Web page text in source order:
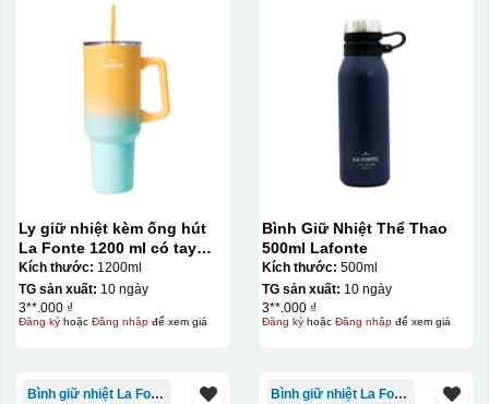
Ly giữ nhiệt kèm ống hút
La Fonte 1200 ml có tay
cầm – 012317
Kích thước: 1200ml
TG sản xuất: 10 ngày
3**.000 ₫
Đăng kýhoặc Đăng nhậpđể xem giá
Bình Giữ Nhiệt Thể Thao
500ml Lafonte
Kích thước: 500ml
TG sản xuất: 10 ngày
3**.000 ₫
Đăng kýhoặc Đăng nhậpđể xem giá
Bình giữ nhiệt La Fonte Bình giữ nhiệt La Fonte